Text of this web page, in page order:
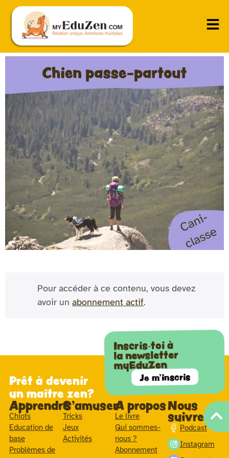
Cani-classe : pouvoir emmener son chien partout
avec soi
Pour accéder à ce contenu, vous devez
avoir un abonnement actif.
Prêt à devenir
un maître zen?
Inscris-toi à
la newsletter
myEduZen
Je m'inscris
Apprendre
Chiots
Education de
base
Problèmes de
S'amuser
Tricks
Jeux
Activités
A propos
Le livre
Qui sommes-
nous ?
Abonnement
Nous
suivre
Podcast
Instagram